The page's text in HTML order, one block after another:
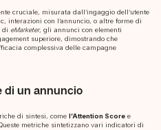
cruciale, misurata dall’ingaggio dell’utente
interazioni con l’annuncio, o altre forme di
di eMarketer, gli annunci con elementi
superiore, dimostrando che
complessiva delle campagne
di un annuncio
di sintesi, come l’Attention Score e
metriche sintetizzano vari indicatori di